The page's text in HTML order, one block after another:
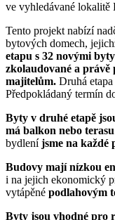
ve vyhledávané
Tento projekt nabízí
bytových domech,
etapu s 32 novými
zkolaudované a
majitelům. Druhá
Předpokládaný termín
Byty v druhé etapě
má balkon nebo terasu
bydleníjsme na
Budovy mají nízkou
i na jejich ekonomický
vytápěné podlahovým
Byty jsou vhodné pro